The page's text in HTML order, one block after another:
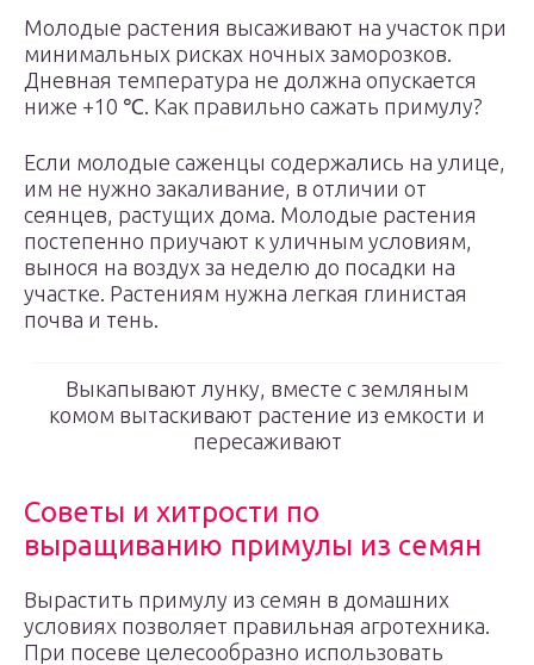
Молодые растения высаживают на участок при
минимальных рисках ночных заморозков.
Дневная температура не должна опускается
ниже +10 ℃. Как правильно сажать примулу?
Если молодые саженцы содержались на улице,
им не нужно закаливание, в отличии от
сеянцев, растущих дома. Молодые растения
постепенно приучают к уличным условиям,
вынося на воздух за неделю до посадки на
участке. Растениям нужна легкая глинистая
почва и тень.
Выкапывают лунку, вместе с земляным
комом вытаскивают растение из емкости и
пересаживают
Советы и хитрости по
выращиванию примулы из семян
Вырастить примулу из семян в домашних
условиях позволяет правильная агротехника.
При посеве целесообразно использовать